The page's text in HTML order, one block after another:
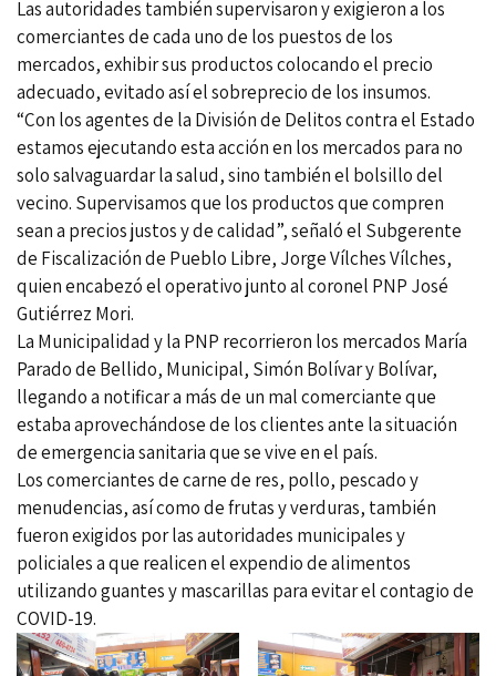
Las autoridades también supervisaron y exigieron a los
comerciantes de cada uno de los puestos de los
mercados, exhibir sus productos colocando el precio
adecuado, evitado así el sobreprecio de los insumos.
“Con los agentes de la División de Delitos contra el Estado
estamos ejecutando esta acción en los mercados para no
solo salvaguardar la salud, sino también el bolsillo del
vecino. Supervisamos que los productos que compren
sean a precios justos y de calidad”, señaló el Subgerente
de Fiscalización de Pueblo Libre, Jorge Vílches Vílches,
quien encabezó el operativo junto al coronel PNP José
Gutiérrez Mori.
La Municipalidad y la PNP recorrieron los mercados María
Parado de Bellido, Municipal, Simón Bolívar y Bolívar,
llegando a notificar a más de un mal comerciante que
estaba aprovechándose de los clientes ante la situación
de emergencia sanitaria que se vive en el país.
Los comerciantes de carne de res, pollo, pescado y
menudencias, así como de frutas y verduras, también
fueron exigidos por las autoridades municipales y
policiales a que realicen el expendio de alimentos
utilizando guantes y mascarillas para evitar el contagio de
COVID-19.